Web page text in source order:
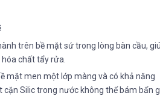
trên bề mặt sứ trong lòng bàn cầu,
chất tẩy rửa.
mặt men một lớp màng và có khả năng
Silic trong nước không thể bám bẩn